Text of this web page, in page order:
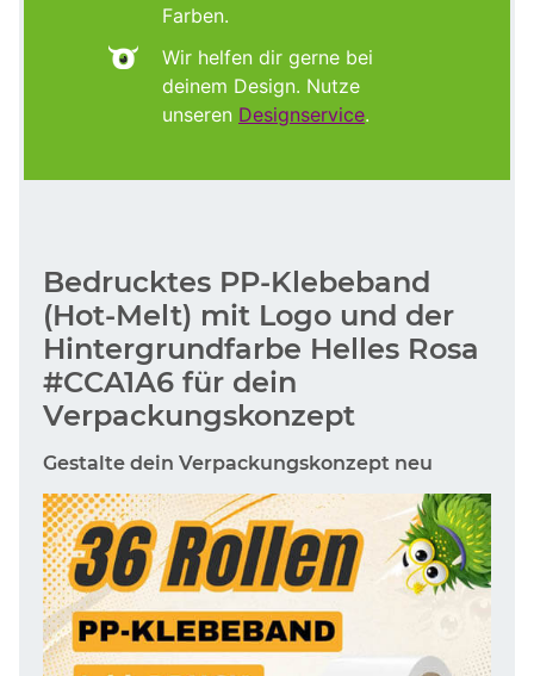
Farben.
Wir helfen dir gerne bei
deinem Design. Nutze
unseren Designservice.
Bedrucktes PP-Klebeband
(Hot-Melt) mit Logo und der
Hintergrundfarbe Helles Rosa
#CCA1A6 für dein
Verpackungskonzept
Gestalte dein Verpackungskonzept neu